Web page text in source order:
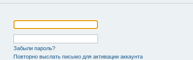
Забыли пароль?
Повторно выслать письмо для активации аккаунта